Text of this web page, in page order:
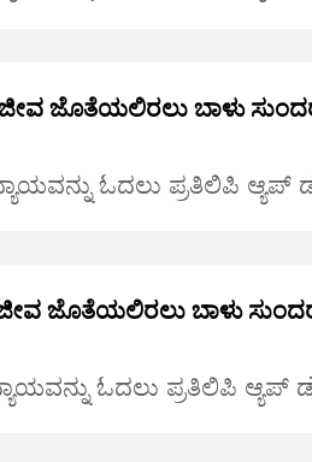
ಜೊತೆಯಲಿರಲು ಬಾಳು
ಓದಲು ಪ್ರತಿಲಿಪಿ
ಜೊತೆಯಲಿರಲು ಬಾಳು
ಓದಲು ಪ್ರತಿಲಿಪಿ